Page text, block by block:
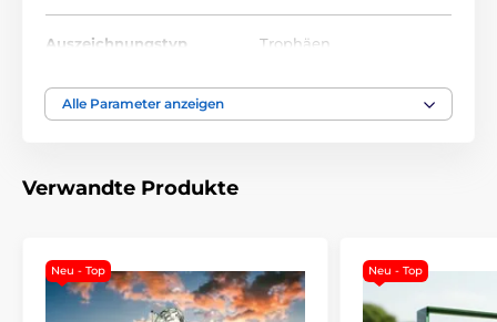
Auszeichnungstyp Trophäen
Material
Emblems
Alle Parameter anzeigen
Verwandte Produkte
Neu - Top Neu - Top